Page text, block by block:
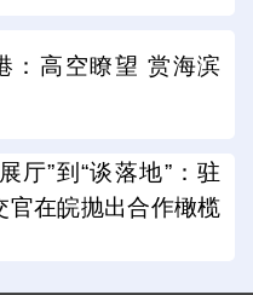
：高空瞭望 赏海滨
厅”到“谈落地”：驻
官在皖抛出合作橄榄